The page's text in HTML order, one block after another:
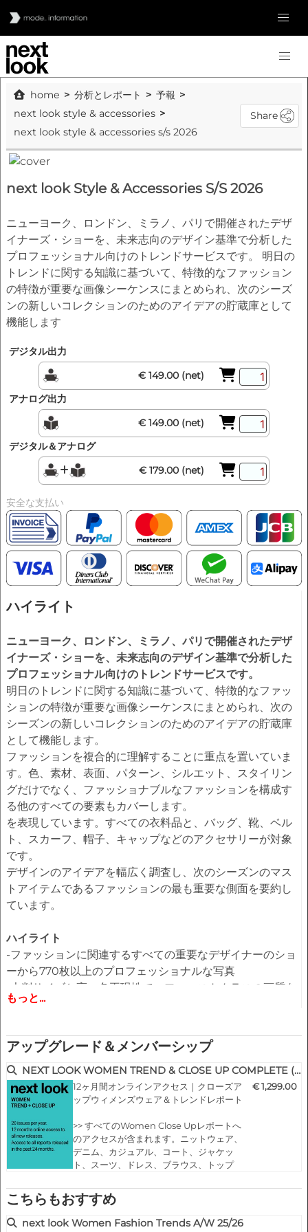
home 分析とレポート
予報
next look style & accessories
next look style & accessories s/s 2026
Share
next look Style & Accessories S/S 2026
ニューヨーク、ロンドン、ミラノ、パリで開催されたデザ
イナーズ・ショーを、未来志向のデザイン基準で分析した
プロフェッショナル向けのトレンドサービスです。 明日の
トレンドに関する知識に基づいて、特徴的なファッション
の特徴が重要な画像シーケンスにまとめられ、次のシーズ
ンの新しいコレクションのためのアイデアの貯蔵庫として
機能します
デジタル出力
€ 149.00 (net)
アナログ出力
€ 149.00 (net)
デジタル＆アナログ
€ 179.00 (net)
安全な支払い
ハイライト
ニューヨーク、ロンドン、ミラノ、パリで開催されたデザ
イナーズ・ショーを、未来志向のデザイン基準で分析した
プロフェッショナル向けのトレンドサービスです。
明日のトレンドに関する知識に基づいて、特徴的なファッ
ションの特徴が重要な画像シーケンスにまとめられ、次の
シーズンの新しいコレクションのためのアイデアの貯蔵庫
として機能します。
ファッションを複合的に理解することに重点を置いていま
す。色、素材、表面、パターン、シルエット、スタイリン
グだけでなく、ファッショナブルなファッションを構成す
る他のすべての要素もカバーします。
を表現しています。すべての衣料品と、バッグ、靴、ベル
ト、スカーフ、帽子、キャップなどのアクセサリーが対象
です。
デザインのアイデアを幅広く調査し、次のシーズンのマス
トアイテムであるファッションの最も重要な側面を要約し
ています。
ハイライト
-ファッションに関連するすべての重要なデザイナーのショ
ーから770枚以上のプロフェッショナルな写真
-大判サイズと高い色再現性で、ファーストクラスの画質を
実現。
ント。
-市場や業界に適応したファッション専門家による画像配列
の選択と編集
-すべての新しいデザイナーズコレクションの総合的なファ
ッションエッセンスを提供します。
-個人でコレクションを構成するための包括的なアイデアプ
ールです。
もっと...
アップグレード＆メンバーシップ
NEXT LOOK WOMEN TREND & CLOSE UP COMPLETE (20 issues p.a.)
12ヶ月間オンラインアクセス｜クローズア
ップウィメンズウェア＆トレンドレポート
>> すべてのWomen Close Upレポートへ
のアクセスが含まれます。ニットウェア、
デニム、カジュアル、コート、ジャケッ
ト、スーツ、ドレス、ブラウス、トップ
＆アクセサリー
>> すべてのWomenトレンドレポートへの
アクセスが含まれます。スタイルとアクセ
€ 1,299.00
こちらもおすすめ
next look Women Fashion Trends A/W 25/26